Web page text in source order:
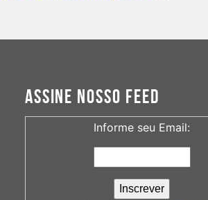
ASSINE NOSSO FEED
Informe seu Email: